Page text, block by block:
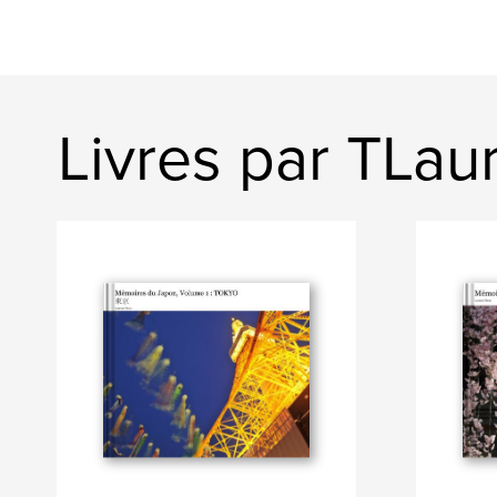
Livres par